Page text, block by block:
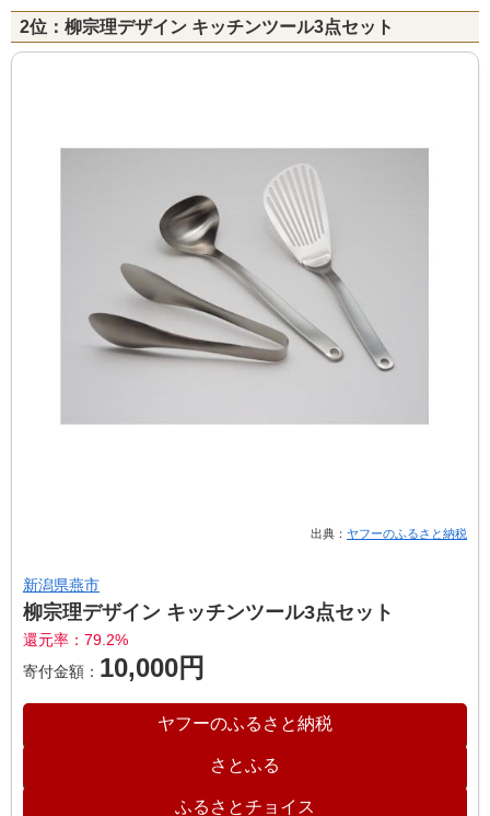
2位：柳宗理デザイン キッチンツール3点セット
出典： ヤフーのふるさと納税
新潟県燕市
柳宗理デザイン キッチンツール3点セット
還元率：79.2%
寄付金額： 10,000円
ヤフーのふるさと納税
さとふる
ふるさとチョイス